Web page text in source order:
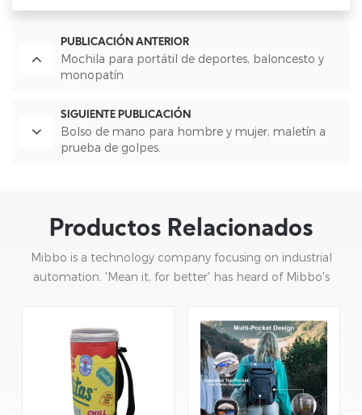
PUBLICACIÓN ANTERIOR
Mochila para portátil de deportes, baloncesto y
monopatín
SIGUIENTE PUBLICACIÓN
Bolso de mano para hombre y mujer, maletín a
prueba de golpes.
Productos Relacionados
Mibbo is a technology company focusing on industrial
automation. 'Mean it, for better' has heard of Mibbo's